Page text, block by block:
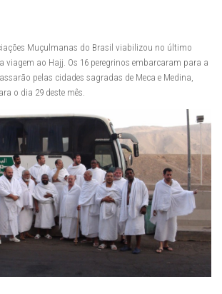
Muçulmanas do Brasil viabilizou no último
viagem ao Hajj. Os 16 peregrinos embarcaram para a
pelas cidades sagradas de Meca e Medina,
o dia 29 deste mês.